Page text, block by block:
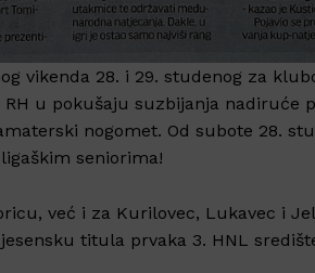
vikenda 28. i 29. studenog za
u pokušaju suzbijanja nadiruće
nogomet. Od subote 28.
seniorima!
već i za Kurilovec, Lukavec i
titula prvaka 3. HNL